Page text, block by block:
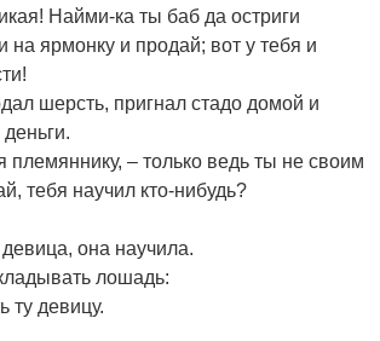
Найми-ка ты баб да остриги
на ярмонку и продай; вот у тебя и
шерсть, пригнал стадо домой и
– только ведь ты не своим
тебя научил кто-нибудь?
она научила.
лошадь:
ту девицу.